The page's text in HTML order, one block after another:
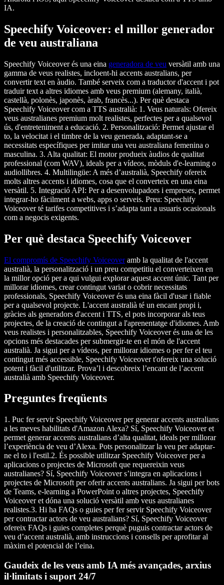
IA.
Speechify Voiceover: el millor generador
de veu australiana
Speechify Voiceover és una eina generadora de veu versàtil amb una
gamma de veus realistes, incloent-hi accents australians, per
convertir text en àudio. També serveix com a traductor d'accent i pot
traduir text a altres idiomes amb veus premium (alemany, italià,
castellà, polonès, japonès, àrab, francès...). Per què destaca
Speechify Voiceover com a TTS australià: 1. Veus naturals: Ofereix
veus australianes premium molt realistes, perfectes per a qualsevol
ús, d'entreteniment a educació. 2. Personalització: Permet ajustar el
to, la velocitat i el timbre de la veu generada, adaptant-se a
necessitats específiques per imitar una veu australiana femenina o
masculina. 3. Alta qualitat: El motor produeix àudios de qualitat
professional (com WAV), ideals per a vídeos, mòduls d'e-learning o
audiollibres. 4. Multilingüe: A més d’australià, Speechify ofereix
molts altres accents i idiomes, cosa que el converteix en una eina
versàtil. 5. Integració API: Per a desenvolupadors i empreses, permet
integrar-ho fàcilment a webs, apps o serveis. Preu: Speechify
Voiceover té tarifes competitives i s’adapta tant a usuaris ocasionals
com a negocis exigents.
Per què destaca Speechify Voiceover
El compromís de Speechify Voiceoveramb la qualitat de l'accent
australià, la personalització i un preu competitiu el converteixen en
la millor opció per a qui vulgui explorar aquest accent únic. Tant per
millorar idiomes, crear contingut variat o cobrir necessitats
professionals, Speechify Voiceover és una eina fàcil d'usar i fiable
per a qualsevol projecte. L'accent australià té un encant propi i,
gràcies als generadors d'accent i TTS, el pots incorporar als teus
projectes, de la creació de contingut a l'aprenentatge d'idiomes. Amb
veus realistes i personalitzables, Speechify Voiceover és una de les
opcions més destacades per submergir-te en el món de l'accent
australià. Ja sigui per a vídeos, per millorar idiomes o per fer el teu
contingut més accessible, Speechify Voiceover t'ofereix una solució
potent i fàcil d'utilitzar. Prova’l i descobreix l’encant de l’accent
australià amb Speechify Voiceover.
Preguntes freqüents
1. Puc fer servir Speechify Voiceover per generar accents australians
a les meves habilitats d'Amazon Alexa? Sí, Speechify Voiceover et
permet generar accents australians d’alta qualitat, ideals per millorar
l’experiència de veu d’Alexa. Pots personalitzar la veu per adaptar-
ne el to i l'estil.2. És possible utilitzar Speechify Voiceover per a
aplicacions o projectes de Microsoft que requereixin veus
australianes? Sí, Speechify Voiceover s’integra en aplicacions i
projectes de Microsoft per oferir accents australians. Ja sigui per bots
de Teams, e-learning a PowerPoint o altres projectes, Speechify
Voiceover et dóna una solució versàtil amb veus australianes
realistes.3. Hi ha FAQs o guies per fer servir Speechify Voiceover
per contractar actors de veu australians? Sí, Speechify Voiceover
ofereix FAQs i guies completes perquè puguis contractar actors de
veu d’accent australià, amb instruccions i consells per aprofitar al
màxim el potencial de l’eina.
Gaudeix de les veus amb IA més avançades, arxius
il·limitats i suport 24/7